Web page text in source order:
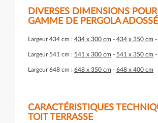
DIVERSES DIMENSIONS
GAMME DE PERGOLA
Largeur 434 cm : 434 x 300 cm - 434 x 350 cm -
Largeur 541 cm : 541 x 300 cm - 541 x 350 cm -
Largeur 648 cm : 648 x 350 cm - 648 x 400 cm
CARACTÉRISTIQUES
TOIT TERRASSE